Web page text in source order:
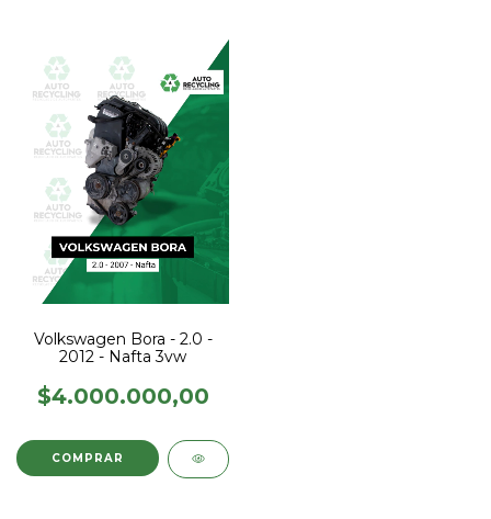
Volkswagen Bora - 2.0 -
2012 - Nafta 3vw
$4.000.000,00